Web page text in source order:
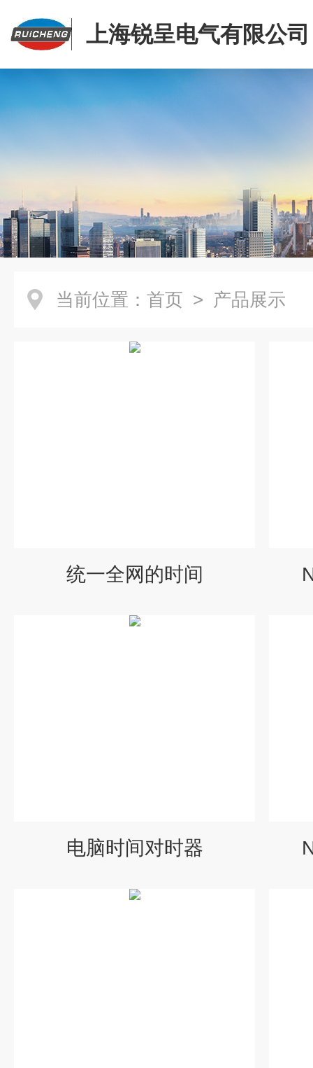
上海锐呈电气有限公司
当前位置： 首页 > 产品展示
统一全网的时间
电脑时间对时器